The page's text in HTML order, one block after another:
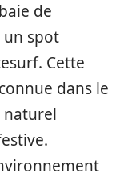
de
spot
Cette
dans le
naturel